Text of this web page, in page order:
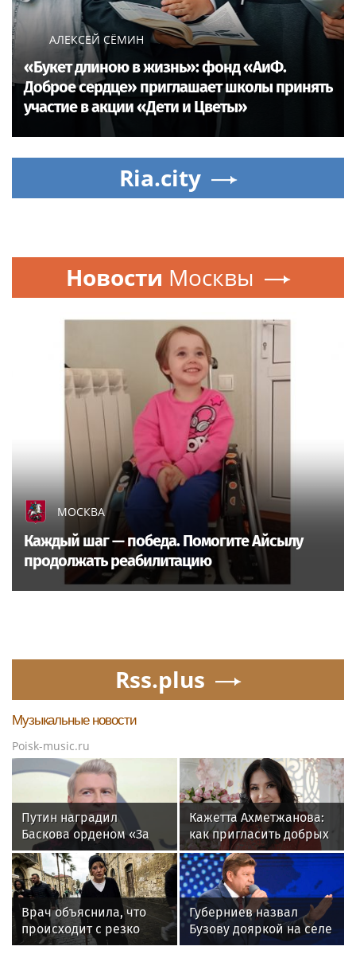
АЛЕКСЕЙ СЁМИН
«Букет длиною в жизнь»: фонд «АиФ.
Доброе сердце» приглашает школы принять
участие в акции «Дети и Цветы»
Ria.city
Новости Москвы
МОСКВА
Каждый шаг — победа. Помогите Айсылу
продолжать реабилитацию
Rss.plus
Музыкальные новости
Poisk-music.ru
Путин наградил
Баскова орденом «За
заслуги перед
Отечеством» IV степени
Кажетта Ахметжанова:
как пригласить добрых
духов в новый дом
Врач объяснила, что
происходит с резко
похудевшей Пугачёвой:
Губерниев назвал
Бузову дояркой на селе